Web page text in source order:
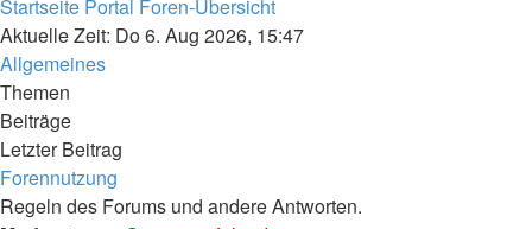
Startseite Portal Foren-Übersicht
Aktuelle Zeit: Do 6. Aug 2026, 15:47
Allgemeines
Themen
Beiträge
Letzter Beitrag
Forennutzung
Regeln des Forums und andere Antworten.